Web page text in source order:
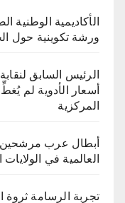
الأكاديمية
ورشة تكوينية حول
الرئيس السابق
أسعار الأدوية لم
المركزية
أبطال عرب مرشحين
العالمية في
تجربة الرسامة ثروة